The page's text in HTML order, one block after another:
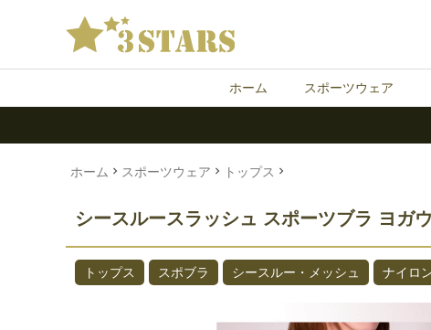
ホーム スポーツウェア
ホーム スポーツウェア トップス
シースルースラッシュ スポーツブラ ヨガ
トップス スポブラ シースルー・メッシュ ナイロ